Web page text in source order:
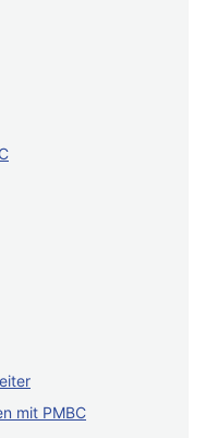
mit PMBC